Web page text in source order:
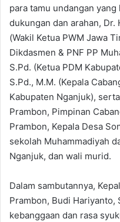
para tamu undangan
dukungan dan arahan, Dr.
(Wakil Ketua PWM Jawa
Dikdasmen & PNF PP
S.Pd. (Ketua PDM
S.Pd., M.M. (Kepala
Kabupaten Nganjuk),
Prambon, Pimpinan
Prambon, Kepala Desa
sekolah Muhammadiyah
Nganjuk, dan wali murid.
Dalam sambutannya,
Prambon, Budi Hariyanto,
kebanggaan dan rasa